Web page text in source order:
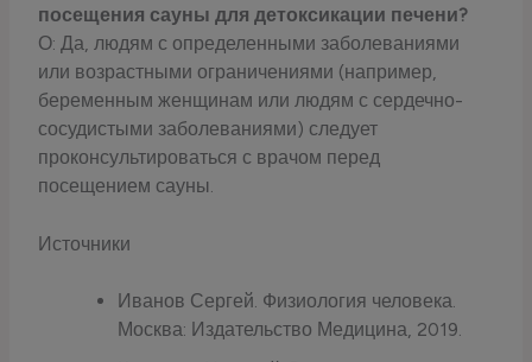
посещения сауны для детоксикации печени?
О: Да, людям с определенными заболеваниями
или возрастными ограничениями (например,
беременным женщинам или людям с сердечно-
сосудистыми заболеваниями) следует
проконсультироваться с врачом перед
посещением сауны.
Источники
Иванов Сергей. Физиология человека.
Москва: Издательство Медицина, 2019.